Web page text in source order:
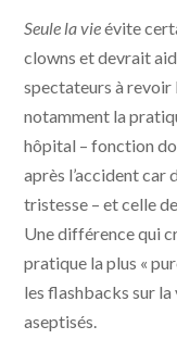
Seule la vieévite
clowns et devrait
spectateurs à
notamment la
hôpital – fonction
après l’accident car
tristesse – et celle
Une différence qui
pratique la plus «
les flashbacks sur la
aseptisés.